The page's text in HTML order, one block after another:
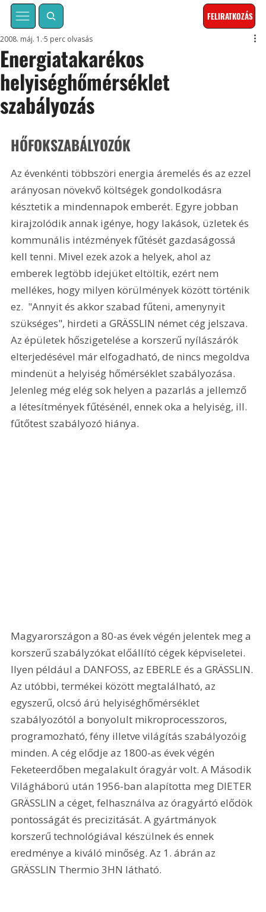
FELIRATKOZÁS
Energiatakarékos
helyiséghőmérséklet
szabályozás
2008. máj. 1. 5 perc olvasás
HŐFOKSZABÁLYOZÓK
Az évenkénti többszöri energia áremelés és az ezzel
arányosan növekvő költségek gondolkodásra
késztetik a mindennapok emberét. Egyre jobban
kirajzolódik annak igénye, hogy lakások, üzletek és
kommunális intézmények fűtését gazdaságossá
kell tenni. Mivel ezek azok a helyek, ahol az
emberek legtöbb idejüket eltöltik, ezért nem
mellékes, hogy milyen körülmények között történik
ez.  "Annyit és akkor szabad fűteni, amenynyit
szükséges", hirdeti a GRÄSSLIN német cég jelszava.
Az épületek hőszigetelése a korszerű nyílászárók
elterjedésével már elfogadható, de nincs megoldva
mindenüt a helyiség hőmérséklet szabályozása.
Jelenleg még elég sok helyen a pazarlás a jellemző
a létesítmények fűtésénél, ennek oka a helyiség, ill.
fűtőtest szabályozó hiánya.
Magyarországon a 80-as évek végén jelentek meg a
korszerű szabályzókat előállító cégek képviseletei.
Ilyen például a DANFOSS, az EBERLE és a GRÄSSLIN.
Az utóbbi, termékei között megtalálható, az
egyszerű, olcsó árú helyiséghőmérséklet
szabályozótól a bonyolult mikroprocesszoros,
programozható, fény illetve világítás szabályozóig
minden. A cég elődje az 1800-as évek végén
Feketeerdőben megalakult óragyár volt. A Második
Világháború után 1956-ban alapította meg DIETER
GRÄSSLIN a céget, felhasználva az óragyártó elődök
pontosságát és precizitását. A gyártmányok
korszerű technológiával készülnek és ennek
eredménye a kiváló minőség. Az 1. ábrán az
GRÄSSLIN Thermio 3HN látható.